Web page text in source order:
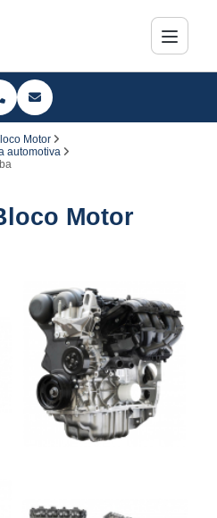
Motor
automotiva
Motor